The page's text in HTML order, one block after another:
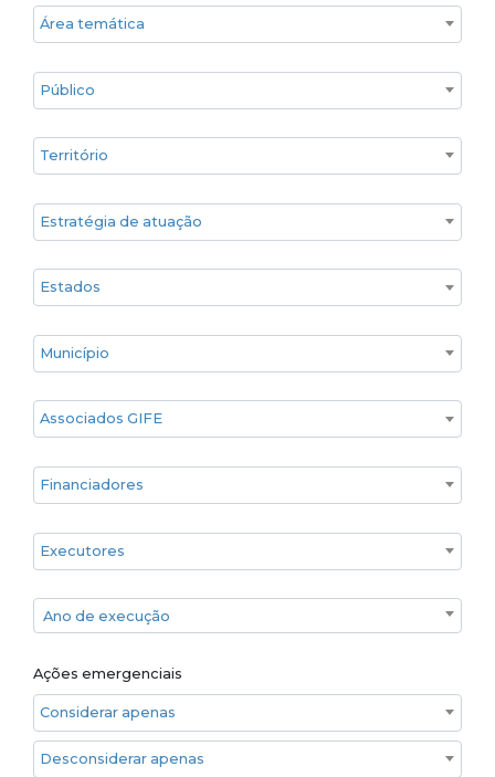
Áreas temáticas
Público
Territórios
Estratégia de atuação
Estado
Cidade
Associados GIFE
Financiadores
Executores
Ano de execução
Ano de execução
Ações emergenciais
Considerar apenas ações emergenciais
Desconsiderar apenas ações emergenciais